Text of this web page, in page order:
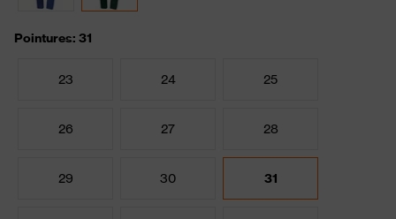
Pointures: 31
23 24 25
26 27 28
29 30 31